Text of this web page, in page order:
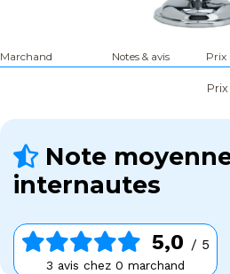
Marchand Notes & avis Prix
Note
internautes
5,0 / 5
3 avis chez 0 marchand